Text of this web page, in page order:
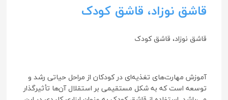
قاشق نوزاد، قاشق کودک
قاشق نوزاد، قاشق کودک
آموزش مهارت‌های تغذیه‌ای در کودکان از مراحل حیاتی رشد و
توسعه است که به شکل مستقیمی بر استقلال آن‌ها تأثیرگذار